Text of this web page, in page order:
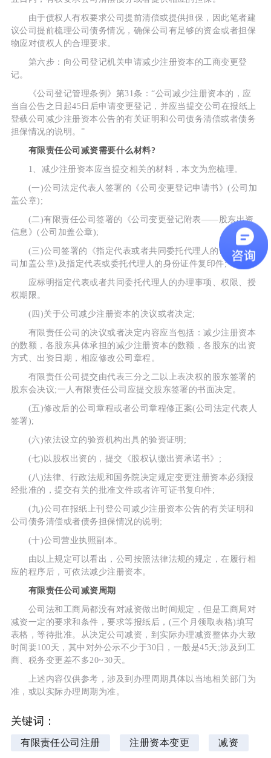
由于债权人有权要求公司提前清偿或提供担保，因此笔者建
议公司提前梳理公司债务情况，确保公司有足够的资金或者担保
物应对债权人的合理要求。
第六步：向公司登记机关申请减少注册资本的工商变更登
记。
《公司登记管理条例》第31条：“公司减少注册资本的，应
当自公告之日起45日后申请变更登记，并应当提交公司在报纸上
登载公司减少注册资本公告的有关证明和公司债务清偿或者债务
担保情况的说明。”
有限责任公司减资需要什么材料?
1、减少注册资本应当提交相关的材料，本文为您梳理。
(一)公司法定代表人签署的《公司变更登记申请书》(公司加
盖公章);
(二)有限责任公司签署的《公司变更登记附表――股东出资
信息》(公司加盖公章);
(三)公司签署的《指定代表或者共同委托代理人的证明》(公
司加盖公章)及指定代表或委托代理人的身份证件复印件;
应标明指定代表或者共同委托代理人的办理事项、权限、授
权期限。
(四)关于公司减少注册资本的决议或者决定;
有限责任公司的决议或者决定内容应当包括：减少注册资本
的数额，各股东具体承担的减少注册资本的数额，各股东的出资
方式、出资日期，相应修改公司章程。
有限责任公司提交由代表三分之二以上表决权的股东签署的
股东会决议;一人有限责任公司应提交股东签署的书面决定。
(五)修改后的公司章程或者公司章程修正案(公司法定代表人
签署);
(六)依法设立的验资机构出具的验资证明;
(七)以股权出资的，提交《股权认缴出资承诺书》;
(八)法律、行政法规和国务院决定规定变更注册资本必须报
经批准的，提交有关的批准文件或者许可证书复印件;
(九)公司在报纸上刊登公司减少注册资本公告的有关证明和
公司债务清偿或者债务担保情况的说明;
(十)公司营业执照副本。
由以上规定可以看出，公司按照法律法规的规定，在履行相
应的程序后，可依法减少注册资本。
有限责任公司减资周期
公司法和工商局都没有对减资做出时间规定，但是工商局对
减资一定的要求和条件，要求等报纸后，(三个月领取表格)填写
表格，等待批准。从决定公司减资，到实际办理减资整体办大致
时间要100天，其中对外公示不少于30日，一般是45天;涉及到工
商、税务变更差不多20~30天。
上述内容仅供参考，涉及到办理周期具体以当地相关部门为
准，或以实际办理周期为准。
关键词：
有限责任公司注册 注册资本变更 减资